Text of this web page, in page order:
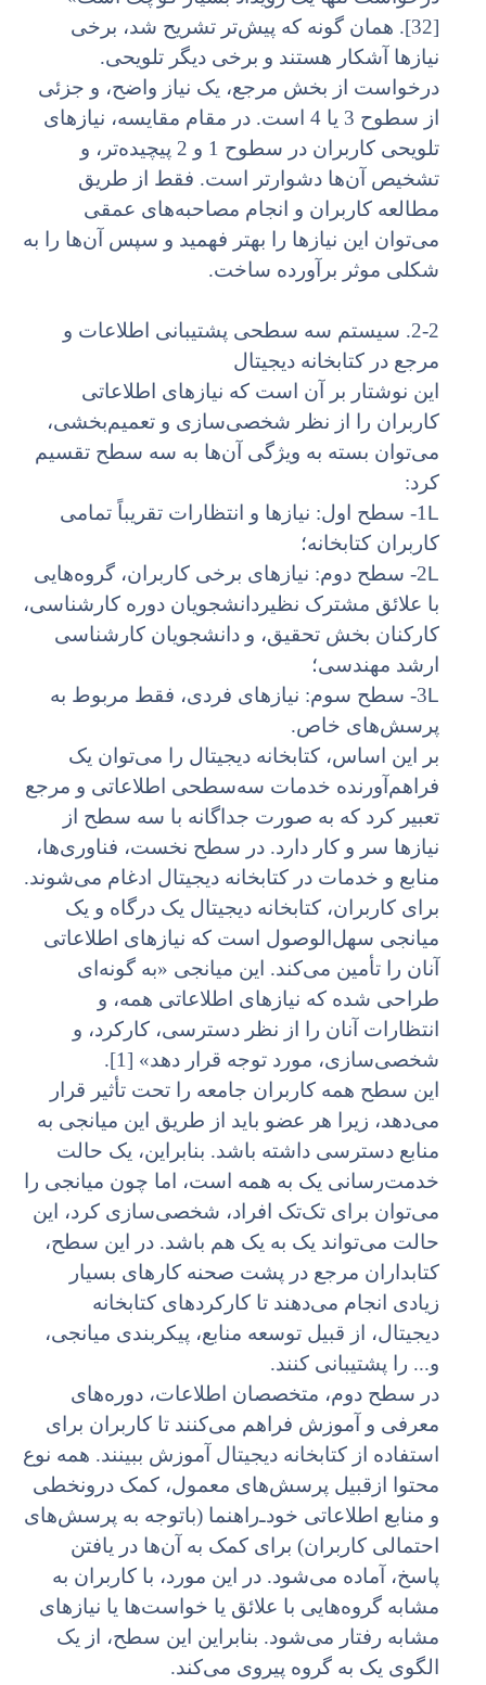
[32]. همان گونه که پیش‌تر تشریح شد، برخی
نیازها آشکار هستند و برخی دیگر تلویحی.
درخواست از بخش مرجع، یک نیاز واضح، و جزئی
از سطوح 3 یا 4 است. در مقام مقایسه، نیازهای
تلویحی کاربران در سطوح 1 و 2 پیچیده‌تر، و
تشخیص آن‌ها دشوارتر است. فقط از طریق
مطالعه کاربران و انجام مصاحبه‌های عمقی
می‌توان این نیازها را بهتر فهمید و سپس آن‌ها را به
شکلی موثر برآورده ساخت.
2-2. سیستم سه سطحی پشتیبانی اطلاعات و
مرجع در کتابخانه دیجیتال
این نوشتار بر آن است که نیازهای اطلاعاتی
کاربران را از نظر شخصی‌سازی و تعمیم‌بخشی،
می‌توان بسته به ویژگی آن‌ها به سه سطح تقسیم
کرد:
L 1- سطح اول: نیازها و انتظارات تقریباً تمامی
کاربران کتابخانه؛
L 2- سطح دوم: نیازهای برخی کاربران، گروه‌هایی
با علائق مشترک نظیردانشجویان دوره کارشناسی،
کارکنان بخش تحقیق، و دانشجویان کارشناسی
ارشد مهندسی؛
L 3- سطح سوم: نیازهای فردی، فقط مربوط به
پرسش‌های خاص.
بر این اساس، کتابخانه دیجیتال را می‌توان یک
فراهم‌آورنده خدمات سه‌سطحی اطلاعاتی و مرجع
تعبیر کرد که به صورت جداگانه با سه سطح از
نیازها سر و کار دارد. در سطح نخست، فناوری‌ها،
منابع و خدمات در کتابخانه دیجیتال ادغام می‌شوند.
برای کاربران، کتابخانه دیجیتال یک درگاه و یک
میانجی سهل‌الوصول است که نیازهای اطلاعاتی
آنان را تأمین می‌کند. این میانجی «به گونه‌ای
طراحی شده که نیازهای اطلاعاتی همه، و
انتظارات آنان را از نظر دسترسی، کارکرد، و
شخصی‌سازی، مورد توجه قرار دهد» [1].
این سطح همه کاربران جامعه را تحت تأثیر قرار
می‌دهد، زیرا هر عضو باید از طریق این میانجی به
منابع دسترسی داشته باشد. بنابراین، یک حالت
خدمت‌رسانی یک به همه است، اما چون میانجی را
می‌توان برای تک‌تک افراد، شخصی‌سازی کرد، این
حالت می‌تواند یک به یک هم باشد. در این سطح،
کتابداران مرجع در پشت صحنه کارهای بسیار
زیادی انجام می‌دهند تا کارکردهای کتابخانه
دیجیتال، از قبیل توسعه منابع، پیکربندی میانجی،
و... را پشتیبانی کنند.
در سطح دوم، متخصصان اطلاعات، دوره‌های
معرفی و آموزش فراهم می‌کنند تا کاربران برای
استفاده از کتابخانه دیجیتال آموزش ببینند. همه نوع
محتوا ازقبیل پرسش‌های معمول، کمک درونخطی
و منابع اطلاعاتی خودـ‌‌‌راهنما (باتوجه به پرسش‌های
احتمالی کاربران) برای کمک به آن‌ها در یافتن
پاسخ، آماده می‌شود. در این مورد، با کاربران به
مشابه گروه‌هایی با علائق یا خواست‌ها یا نیازهای
مشابه رفتار می‌شود. بنابراین این سطح، از یک
الگوی یک به گروه پیروی می‌کند.